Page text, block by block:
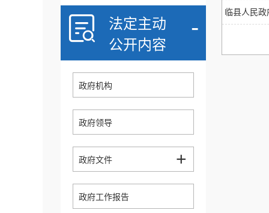
法定主动
公开内容
-
政府机构
政府领导
政府文件 +
政府工作报告
临县人民